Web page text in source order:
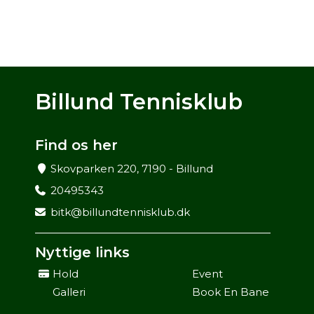
Billund Tennisklub
Find os her
Skovparken 220, 7190 - Billund
20495343
bitk@billundtennisklub.dk
Nyttige links
Hold
Event
Galleri
Book En Bane